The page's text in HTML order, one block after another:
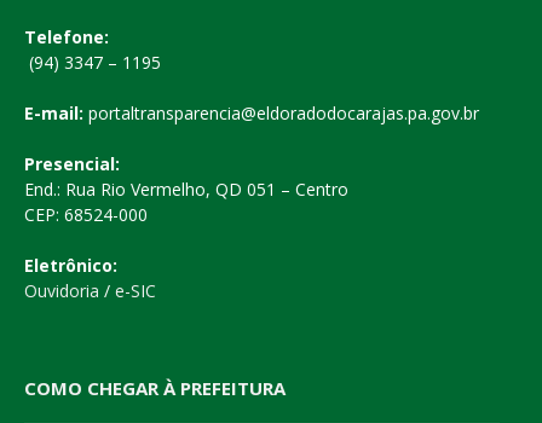
Telefone:
(94) 3347 – 1195
E-mail: portaltransparencia@eldoradodocarajas.pa.gov.br
Presencial:
End.: Rua Rio Vermelho, QD 051 – Centro
CEP: 68524-000
Eletrônico:
Ouvidoria / e-SIC
COMO CHEGAR À PREFEITURA